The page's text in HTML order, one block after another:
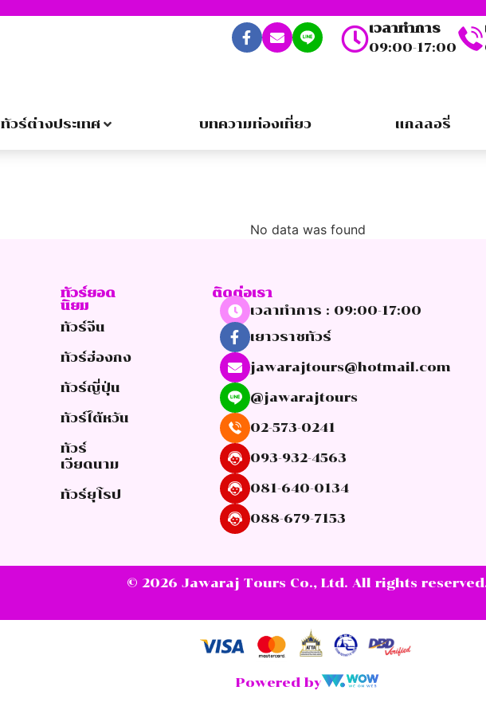
เวลาทำการ
09:00-17:00
ทัวร์ต่างประเทศ บทความท่องเที่ยว แกลลอรี่
No data was found
ทัวร์ยอด
นิยม
ทัวร์จีน
ทัวร์ฮ่องกง
ทัวร์ญี่ปุ่น
ทัวร์ไต้หวัน
ทัวร์
เวียดนาม
ทัวร์ยุโรป
ติดต่อเรา
เวลาทำการ : 09:00-17:00
เยาวราชทัวร์
jawarajtours@hotmail.com
@jawarajtours
02-573-0241
093-932-4563
081-640-0134
088-679-7153
© 2026 Jawaraj Tours Co., Ltd. All rights
Powered by